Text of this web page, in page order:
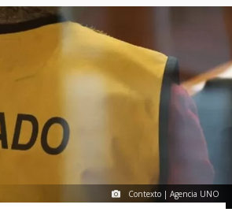
Contexto | Agencia UNO